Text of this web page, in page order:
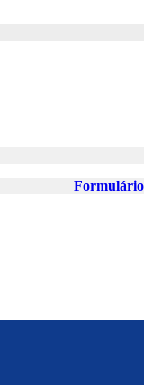
Formulário